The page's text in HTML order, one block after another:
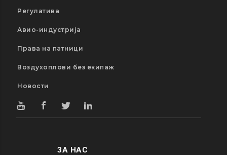
Регулатива
Авио-индустрија
Права на патници
Воздухоплови без екипаж
Новости
ЗА НАС